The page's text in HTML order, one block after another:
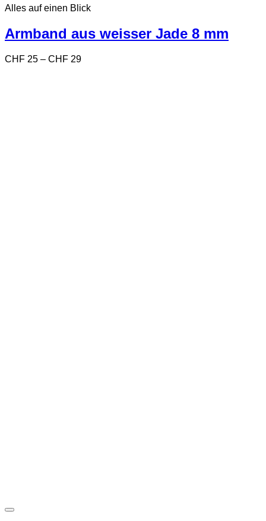
mehrere
auf.
Die
können
Alles auf einen Blick
Armband aus weisser Jade 8 mm
CHF 25 – CHF 29Preisspanne: